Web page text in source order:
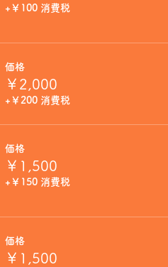
+￥100 消費税
価格
￥2,000
+￥200 消費税
価格
￥1,500
+￥150 消費税
価格
￥1,500